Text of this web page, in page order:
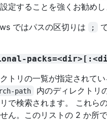
定することを強くお勧めし
ではパスの区切りは
;
トリの一覧が指定されて
path
内のディレクトリ
で検索されます。 これら
ん。このリストの 2 か所